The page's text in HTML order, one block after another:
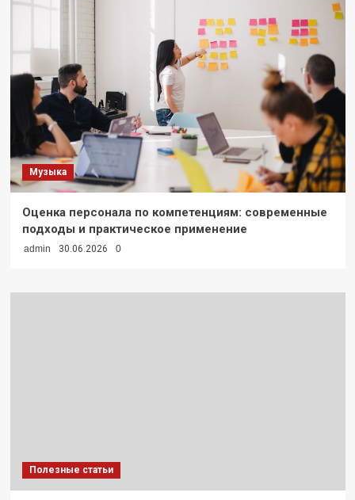
Музыка
Оценка персонала по компетенциям: современные
подходы и практическое применение
admin 30.06.2026 0
Полезные статьи